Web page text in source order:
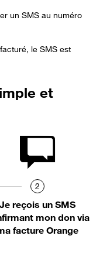
un SMS au numéro
le SMS est
et
2
Je reçois un SMS
mon don via
facture Orange